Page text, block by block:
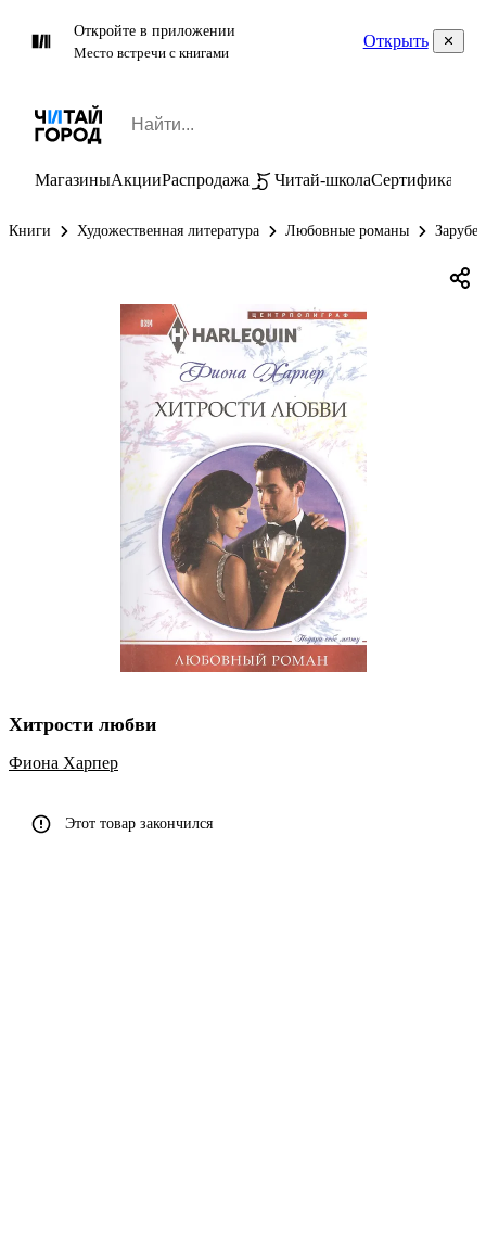
Откройте в приложении
Место встречи с книгами
Открыть
МагазиныАкцииРаспродажа Читай-школаСертификаты
Книги Художественная литература Любовные романы
Хитрости любви
Фиона Харпер
Этот товар закончился